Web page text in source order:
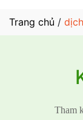
Trang chủ /
Tham